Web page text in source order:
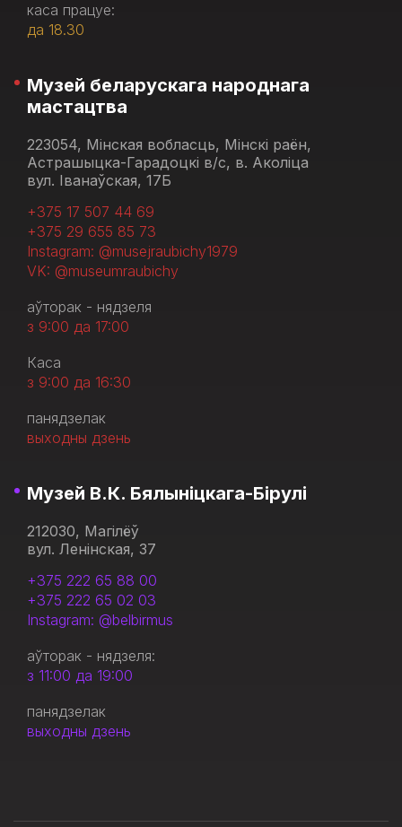
каса працуе:
да 18.30
Музей беларускага народнага
мастацтва
223054, Мінская вобласць, Мінскі раён,
Астрашыцка-Гарадоцкі в/с, в. Аколіца
вул. Іванаўская, 17Б
+375 17 507 44 69
+375 29 655 85 73
Instagram: @musejraubichy1979
VK: @museumraubichy
аўторак - нядзеля
з 9:00 да 17:00
Каса
з 9:00 да 16:30
панядзелак
выходны дзень
Музей В.К. Бялыніцкага-Бірулі
212030, Магілёў
вул. Ленінская, 37
+375 222 65 88 00
+375 222 65 02 03
Instagram: @belbirmus
аўторак - нядзеля:
з 11:00 да 19:00
панядзелак
выходны дзень